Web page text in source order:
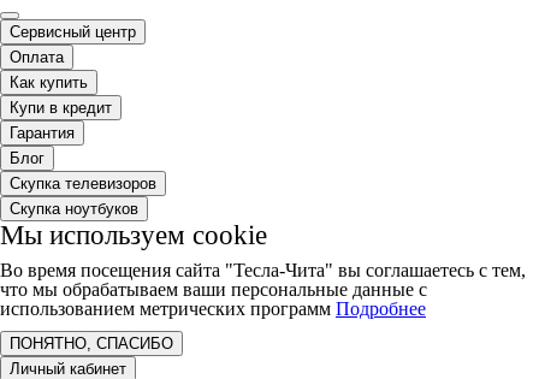
Сервисный центр
Оплата
Как купить
Купи в кредит
Гарантия
Блог
Скупка телевизоров
Скупка ноутбуков
Мы используем cookie
Во время посещения сайта "Тесла-Чита" вы соглашаетесь с тем,
что мы обрабатываем ваши персональные данные с
использованием метрических программ Подробнее
ПОНЯТНО, СПАСИБО
Личный кабинет